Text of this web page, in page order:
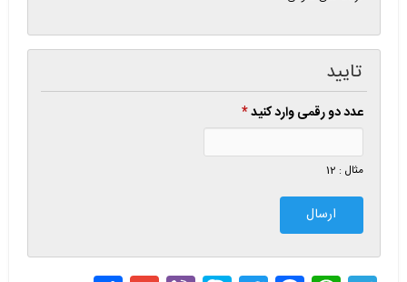
تایید
عدد دو رقمی وارد کنید*
مثال : 12